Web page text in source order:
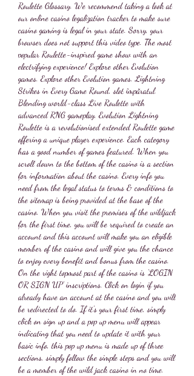
Roulette Glossary. We recommend taking a look at
our online casino legalization tracker to make sure
casino gaming is legal in your state. Sorry, your
browser does not support this video type. The most
popular Roulette-inspired game show with an
electrifying experience! Explore other Evolution
games. Explore other Evolution games. Lightning
Strikes in Every Game Round, slot împăratul.
Blending world-class Live Roulette with
advanced RNG gameplay, Evolution Lightning
Roulette is a revolutionised extended Roulette game
offering a unique player experience. Each category
has a good number of games featured. When you
scroll down to the bottom of the casino is a section
for information about the casino. Every info you
need from the legal status to terms & conditions to
the sitemap is being provided at the base of the
casino. When you visit the premises of the wildjack
for the first time, you will be required to create an
account and this account will make you an eligible
member of the casino and will give you the chance
to enjoy every benefit and bonus from the casino.
On the right topmost part of the casino is 'LOGIN
OR SIGN UP' inscriptions. Click on login if you
already have an account at the casino and you will
be redirected to do. If it's your first time, simply
click on sign up and a pop up menu will appear
indicating that you need to update it with your
basic info, this pop up menu is made up of three
sections, simply follow the simple steps and you will
be a member of the wild jack casino in no time.